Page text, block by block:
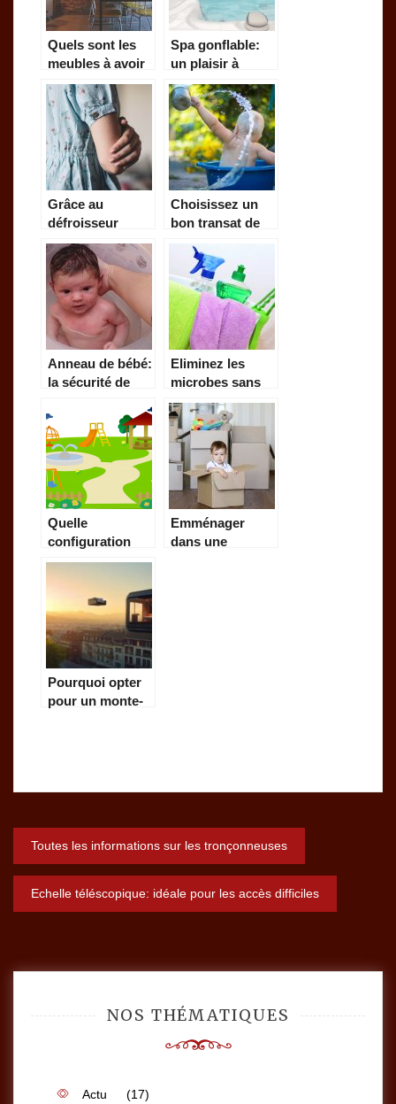
Quels sont les
meubles à avoir
pour gagner de
l’espace ?
Spa gonflable:
un plaisir à
emporter partout
Grâce au
défroisseur
vapeur, soyez
présentable en
quelques
secondes
seulement!
Choisissez un
bon transat de
bain pour votre
bébé ici!
Anneau de bébé:
la sécurité de
dépend!
Eliminez les
microbes sans
efforts grâce à la
vapeur!
Quelle
configuration
préférez-vous
vos enfants?
Emménager
dans une
Pourquoi opter
pour un monte-
bâtiment à
Navigation
de
Toutes les informations sur les tronçonneuses
Echelle téléscopique: idéale pour les accès difficiles
NOS THÉMATIQUES
Actu (17)